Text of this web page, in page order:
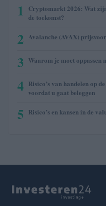
1
Cryptomarkt 2026: Wat
de toekomst?
2 Avalanche (AVAX)
3 Waarom je moet oppassen
4 Risico’s van handelen op
voordat u gaat beleggen
5 Risico’s en kansen in de